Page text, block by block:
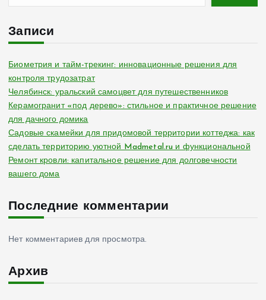
Записи
Биометрия и тайм-трекинг: инновационные решения для
контроля трудозатрат
Челябинск: уральский самоцвет для путешественников
Керамогранит «под дерево»: стильное и практичное решение
для дачного домика
Садовые скамейки для придомовой территории коттеджа: как
сделать территорию уютной Madmetal.ru и функциональной
Ремонт кровли: капитальное решение для долговечности
вашего дома
Последние комментарии
Нет комментариев для просмотра.
Архив